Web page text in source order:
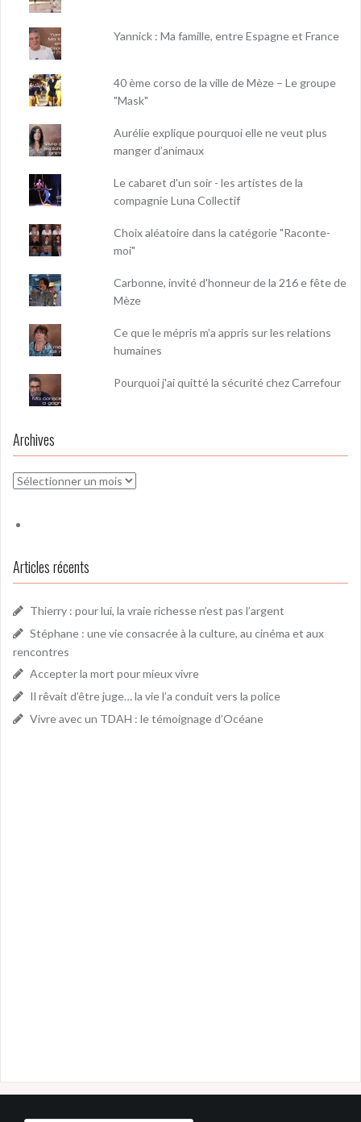
Yannick : Ma famille, entre Espagne et France
40 ème corso de la ville de Mèze – Le groupe
"Mask"
Aurélie explique pourquoi elle ne veut plus
manger d’animaux
Le cabaret d'un soir - les artistes de la
compagnie Luna Collectif
Choix aléatoire dans la catégorie "Raconte-
moi"
Carbonne, invité d'honneur de la 216 e fête de
Mèze
Ce que le mépris m’a appris sur les relations
humaines
Pourquoi j'ai quitté la sécurité chez Carrefour
Archives
Archives
Articles récents
Thierry : pour lui, la vraie richesse n’est pas l’argent
Stéphane : une vie consacrée à la culture, au cinéma et aux
rencontres
Accepter la mort pour mieux vivre
Il rêvait d’être juge… la vie l’a conduit vers la police
Vivre avec un TDAH : le témoignage d’Océane